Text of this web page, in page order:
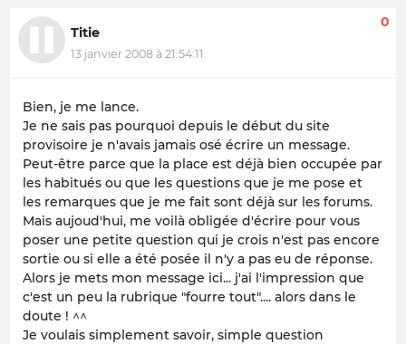
Titie
13 janvier 2008 à 21:54:11
0
Bien, je me lance.
Je ne sais pas pourquoi depuis le début du site
provisoire je n'avais jamais osé écrire un message.
Peut-être parce que la place est déjà bien occupée par
les habitués ou que les questions que je me pose et
les remarques que je me fait sont déjà sur les forums.
Mais aujoud'hui, me voilà obligée d'écrire pour vous
poser une petite question qui je crois n'est pas encore
sortie ou si elle a été posée il n'y a pas eu de réponse.
Alors je mets mon message ici... j'ai l'impression que
c'est un peu la rubrique "fourre tout".... alors dans le
doute ! ^^
Je voulais simplement savoir, simple question